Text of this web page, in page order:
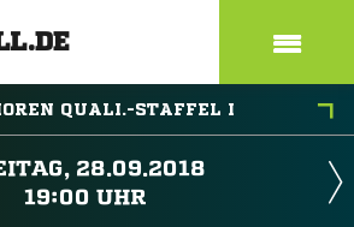
QUALI.-STAFFEL I

 